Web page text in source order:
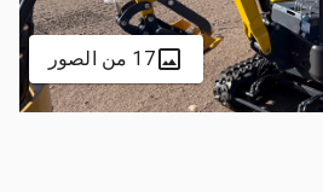
17 من الصور